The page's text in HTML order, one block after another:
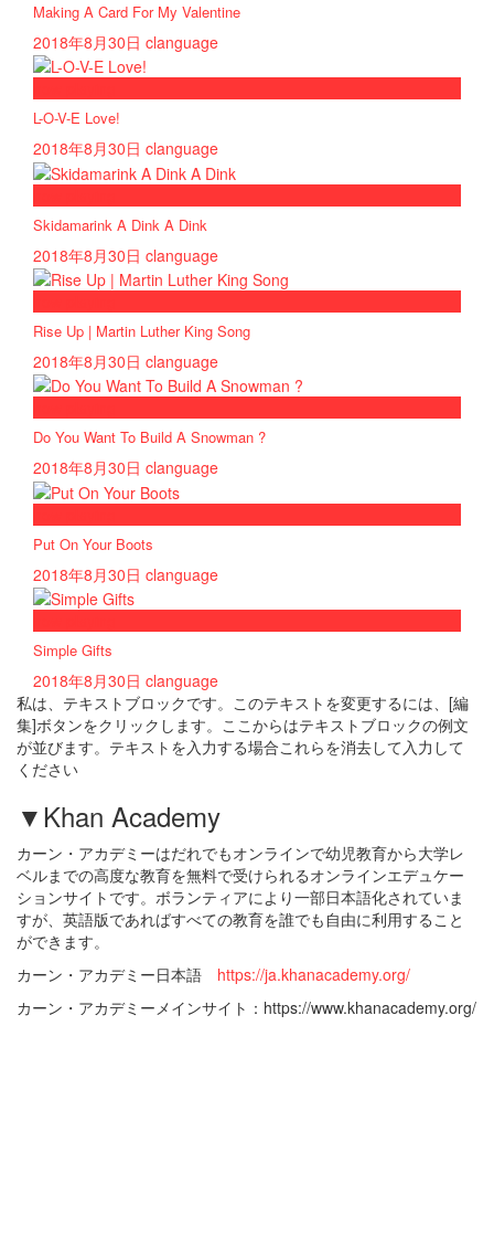
Making A Card For My Valentine
2018年8月30日 clanguage
L-O-V-E Love!
2018年8月30日 clanguage
Skidamarink A Dink A Dink
2018年8月30日 clanguage
Rise Up | Martin Luther King Song
2018年8月30日 clanguage
Do You Want To Build A Snowman ?
2018年8月30日 clanguage
Put On Your Boots
2018年8月30日 clanguage
Simple Gifts
2018年8月30日 clanguage
私は、テキストブロックです。このテキストを変更するには、[編
集]ボタンをクリックします。ここからはテキストブロックの例文
が並びます。テキストを入力する場合これらを消去して入力して
ください
▼Khan Academy
カーン・アカデミーはだれでもオンラインで幼児教育から大学レ
ベルまでの高度な教育を無料で受けられるオンラインエデュケー
ションサイトです。ボランティアにより一部日本語化されていま
すが、英語版であればすべての教育を誰でも自由に利用すること
ができます。
カーン・アカデミー日本語 https://ja.khanacademy.org/
カーン・アカデミーメインサイト：https://www.khanacademy.org/